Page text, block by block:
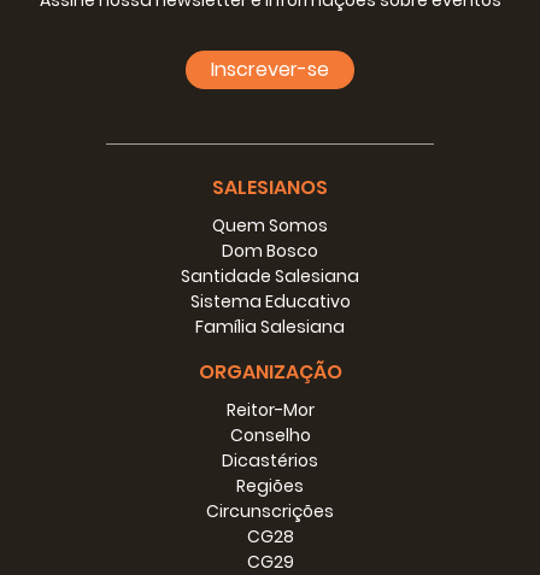
Inscrever-se
SALESIANOS
Quem Somos
Dom Bosco
Santidade Salesiana
Sistema Educativo
Família Salesiana
ORGANIZAÇÃO
Reitor-Mor
Conselho
Dicastérios
Regiões
Circunscrições
CG28
CG29